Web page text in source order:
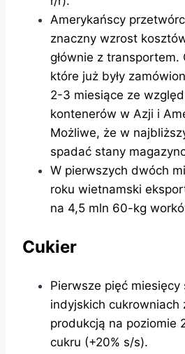
Amerykańscy
znaczny wzrost
głównie z transportem.
które już były
2-3 miesiące ze
kontenerów w Azji i
Możliwe, że w
spadać stany
W pierwszych dwóch
roku wietnamski
na 4,5 mln 60-kg
Cukier
Pierwsze pięć
indyjskich cukrowniach
produkcją na poziomie
cukru (+20% s/s).